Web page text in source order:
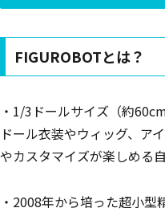
FIGUROBOTとは？
・1/3ドールサイズ（約
ドール衣装やウィッグ、ア
やカスタマイズが楽しめる
・2008年から培った超小